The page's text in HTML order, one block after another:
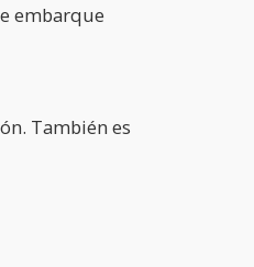
embarque
También es